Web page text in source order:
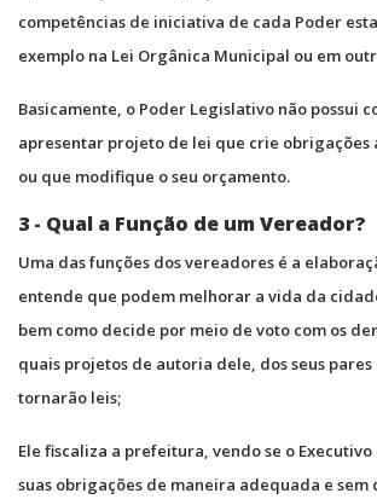
competências de iniciativa de cada Poder
exemplo na Lei Orgânica Municipal ou em
Basicamente, o Poder Legislativo não possui
apresentar projeto de lei que crie obrigações
ou que modifique o seu orçamento.
3 - Qual a Função de um Vereador?
Uma das funções dos vereadores é a
entende que podem melhorar a vida da
bem como decide por meio de voto com os
quais projetos de autoria dele, dos seus
tornarão leis;
Ele fiscaliza a prefeitura, vendo se o
suas obrigações de maneira adequada e sem